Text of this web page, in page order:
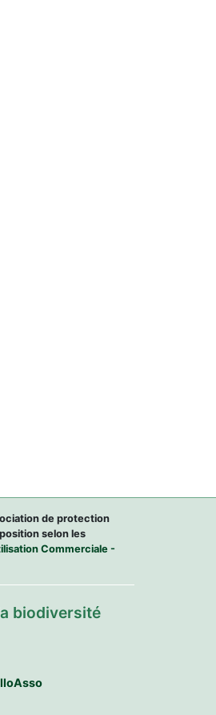
de protection
selon les
Commerciale -
biodiversité